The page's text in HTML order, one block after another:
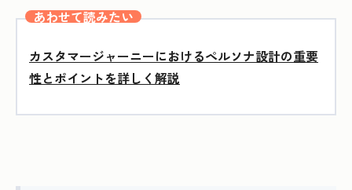
あわせて読みたい
カスタマージャーニーにおけるペルソナ設計の重要
性とポイントを詳しく解説